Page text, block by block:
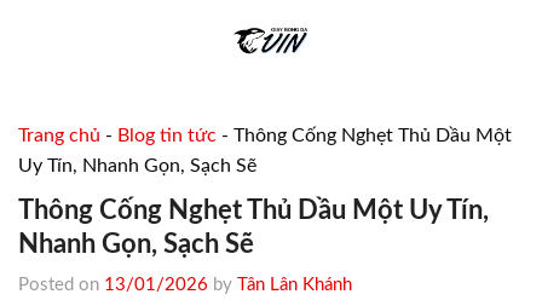
Trang chủ - Blog tin tức - Thông Cống Nghẹt Thủ Dầu Một
Uy Tín, Nhanh Gọn, Sạch Sẽ
Thông Cống Nghẹt Thủ Dầu Một Uy Tín,
Nhanh Gọn, Sạch Sẽ
Posted on 13/01/2026 by Tân Lân Khánh